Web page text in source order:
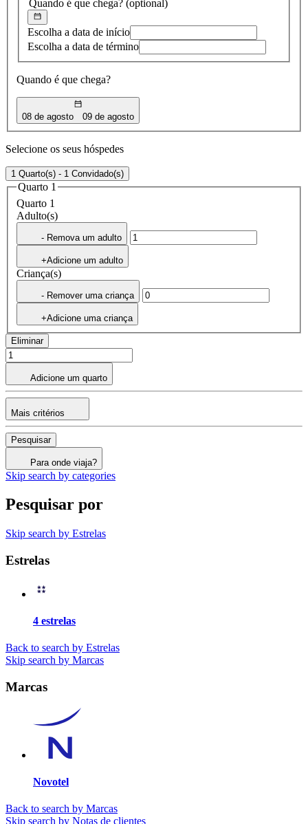
Quando é que chega? (optional)
Escolha a data de início
Escolha a data de término
Quando é que chega?
08 de agosto 09 de agosto
Selecione os seus hóspedes
1 Quarto(s) - 1 Convidado(s)
Quarto 1
Quarto 1
Adulto(s)
- Remova um adulto
+Adicione um adulto
Criança(s)
- Remover uma criança
+Adicione uma criança
Eliminar
Adicione um quarto
Mais critérios
Pesquisar
Para onde viaja?
Skip search by categories
Pesquisar por
Skip search by Estrelas
Estrelas
4 estrelas
Back to search by Estrelas
Skip search by Marcas
Marcas
Novotel
Back to search by Marcas
Skip search by Notas de clientes